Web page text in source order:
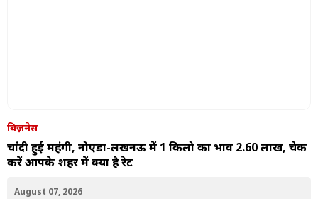
बिज़नेस
चांदी हुई महंगी, नोएडा-लखनऊ में 1 किलो का भाव ₹2.60 लाख, चेक
करें आपके शहर में क्या है रेट
August 07, 2026